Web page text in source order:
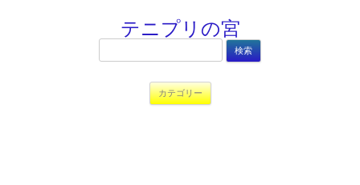
テニプリの宮
検
カテゴリー